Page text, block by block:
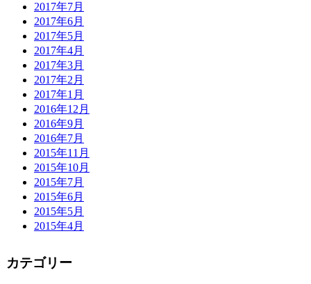
2017年7月
2017年6月
2017年5月
2017年4月
2017年3月
2017年2月
2017年1月
2016年12月
2016年9月
2016年7月
2015年11月
2015年10月
2015年7月
2015年6月
2015年5月
2015年4月
カテゴリー